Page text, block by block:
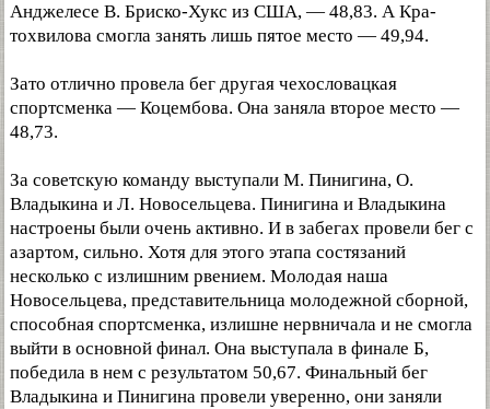
Анджелесе В. Бриско-Хукс из США, — 48,83. А Кра-
тохвилова смогла занять лишь пятое место — 49,94.
Зато отлично провела бег другая чехословацкая
спортсменка — Коцембова. Она заняла второе место —
48,73.
За советскую команду выступали М. Пинигина, О.
Владыкина и Л. Новосельцева. Пинигина и Владыкина
настроены были очень активно. И в забегах провели бег с
азартом, сильно. Хотя для этого этапа состязаний
несколько с излишним рвением. Молодая наша
Новосельцева, представительница молодежной сборной,
способная спортсменка, излишне нервничала и не смогла
выйти в основной финал. Она выступала в финале Б,
победила в нем с результатом 50,67. Финальный бег
Владыкина и Пинигина провели уверенно, они заняли